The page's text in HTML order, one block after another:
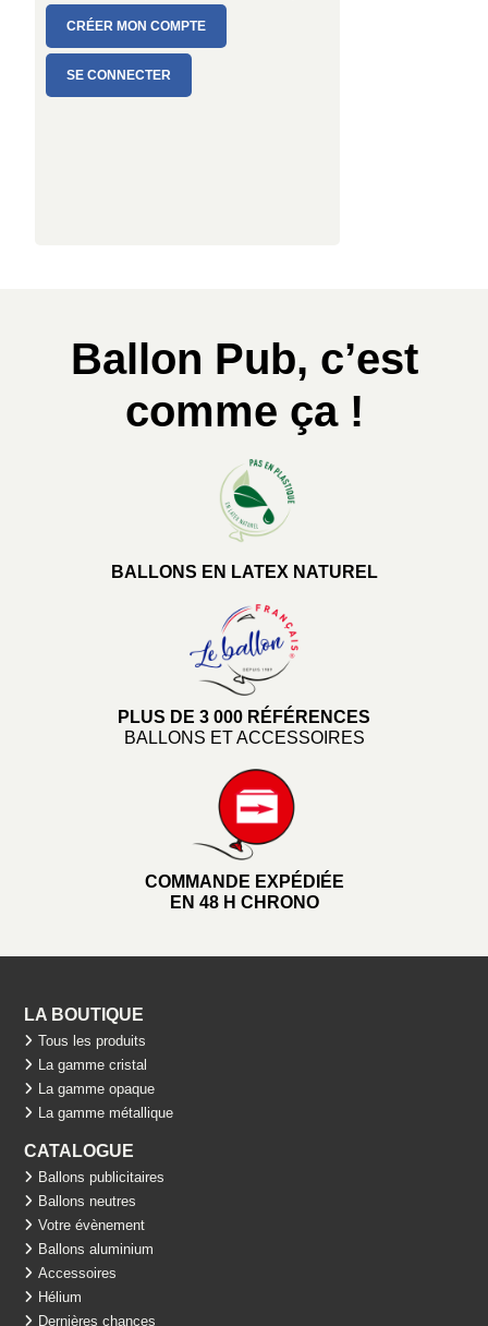
CRÉER MON COMPTE
SE CONNECTER
Ballon Pub, c’est
comme ça !
BALLONS EN LATEX NATUREL
PLUS DE 3 000 RÉFÉRENCES
BALLONS ET ACCESSOIRES
COMMANDE EXPÉDIÉE
EN 48 H CHRONO
LA BOUTIQUE
Tous les produits
La gamme cristal
La gamme opaque
La gamme métallique
CATALOGUE
Ballons publicitaires
Ballons neutres
Votre évènement
Ballons aluminium
Accessoires
Hélium
Dernières chances